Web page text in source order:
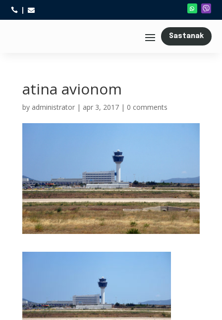
 
Sastanak
atina avionom
by administrator| apr 3, 2017| 0 comments